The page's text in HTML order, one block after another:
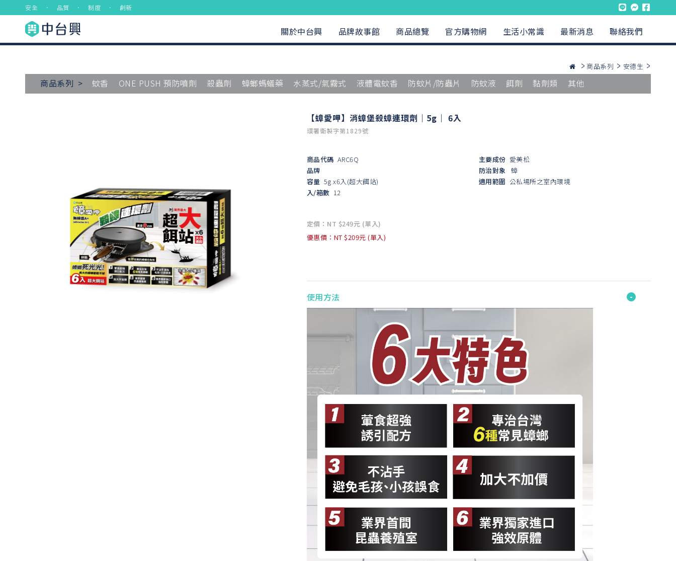
安全 ． 品質 ． 制度 ． 創新
關於中台興 品牌故事館 商品總覽 官方購物網 生活小常識 最新消息 聯絡我們
商品系列 安德生
商品系列 > 蚊香 ONE PUSH 預防噴劑 殺蟲劑 蟑螂螞蟻藥 水蒸式/氣霧式 液體電蚊香 防蚊片/防蟲片 防蚊液 餌劑 黏劑類 其他
【蟑愛呷】消蟑堡殺蟑連環劑｜5g｜ 6入
環署衛製字第1829號
商品代碼 ARC6Q
品牌
容量 5g x6入(超大餌站)
入/箱數 12
主要成份 愛美松
防治對象
蟑
適用範圍 公私場所之室內環境
定價：NT $249元 (單入)
優惠價：NT $209元 (單入)
使用方法